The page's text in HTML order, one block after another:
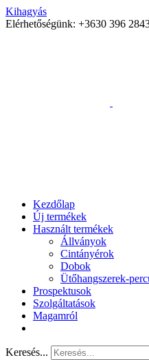
Kihagyás
Elérhetőségünk: +3630 396
Kezdőlap
Új termékek
Használt termékek
Állványok
Cintányérok
Dobok
Ütőhangszerek-
Prospektusok
Szolgáltatások
Magamról
Keresés...